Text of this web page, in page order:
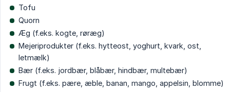
Tofu
Quorn
Æg (f.eks. kogte, røræg)
Mejeriprodukter (f.eks. hytteost, yoghurt, kvark, ost,
letmælk)
Bær (f.eks. jordbær, blåbær, hindbær, multebær)
Frugt (f.eks. pære, æble, banan, mango, appelsin, blomme)